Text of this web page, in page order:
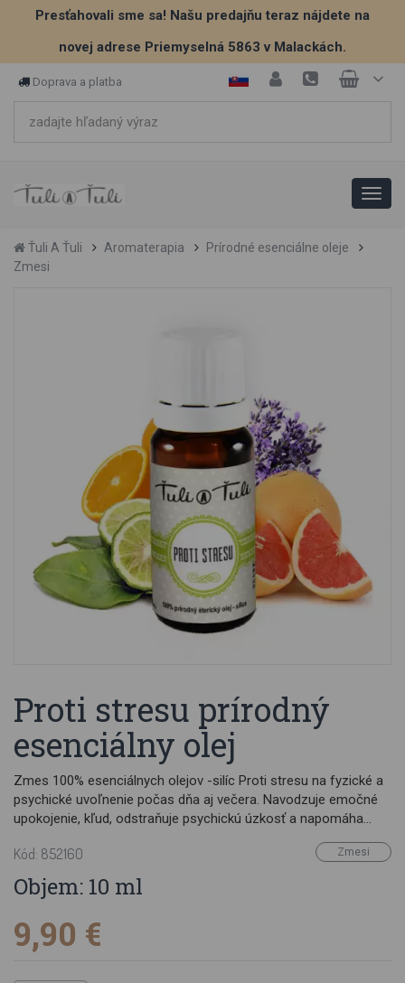
Presťahovali sme sa! Našu predajňu teraz nájdete na
novej adrese Priemyselná 5863 v Malackách.
Doprava a platba
Ťuli A Ťuli Aromaterapia
Prírodné esenciálne oleje
Zmesi
Proti stresu prírodný
esenciálny olej
Zmes 100% esenciálnych olejov -silíc Proti stresu na fyzické a
psychické uvoľnenie počas dňa aj večera. Navodzuje emočné
upokojenie, kľud, odstraňuje psychickú úzkosť a napomáha
pomaranč, pačuli, tymián a ylang ylangBEZPEČNOSŤNetoxický,
nedráždivý, ale príležitostne senzibilizačný. Vždy najskôr
otestujte malé množstvo kvôli citlivosti alebo alergickej reakcii.
tehotná, pred použitím sa poraďte s lekárom.
Kód: 852160 Zmesi
Objem: 10 ml
9,90 €